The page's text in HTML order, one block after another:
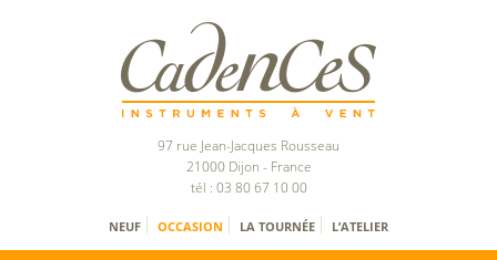
97 rue Jean-Jacques Rousseau
21000 Dijon - France
tél : 03 80 67 10 00
NEUF OCCASION LA TOURNÉE L’ATELIER